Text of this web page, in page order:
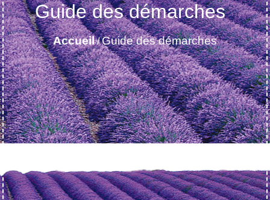
Guide des démarches
Accueil/Guide des démarches